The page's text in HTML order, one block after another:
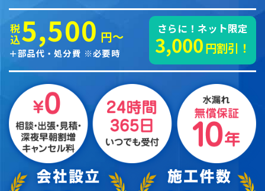
税込5,500 円～
＋部品代・処分費 ※必要時
さらに！ネット限定
3,000 円割引！